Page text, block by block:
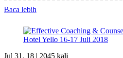
Baca lebih
Jul 31, 18 | 2045 kali